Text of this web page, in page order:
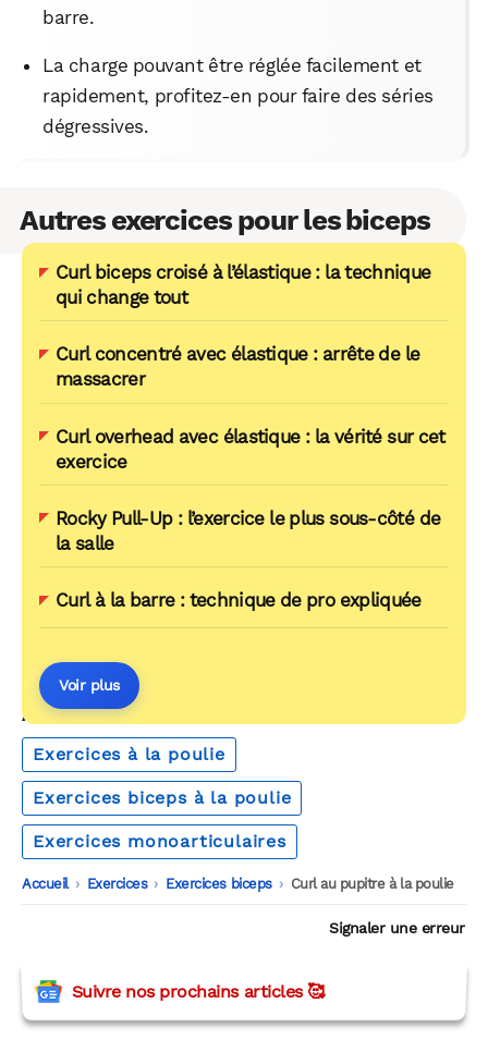
barre.
La charge pouvant être réglée facilement et
rapidement, profitez-en pour faire des séries
dégressives.
Autres exercices pour les biceps
Curl biceps croisé à l’élastique : la technique
qui change tout
Curl concentré avec élastique : arrête de le
massacrer
Curl overhead avec élastique : la vérité sur cet
exercice
Rocky Pull-Up : l’exercice le plus sous-côté de
la salle
Curl à la barre : technique de pro expliquée
Voir plus
AUTOUR DU MÊME THÈME
Exercices à la poulie
Exercices biceps à la poulie
Exercices monoarticulaires
Accueil -
Exercices -
Exercices biceps -
Curl au pupitre à la poulie
Signaler une erreur
Suivre nos prochains articles 🥰